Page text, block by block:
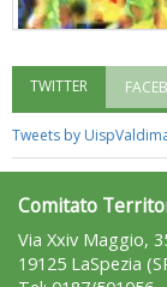
"Superare gli
TWITTER
Tweets by
Comitato
Via Xxiv Maggio,
19125 LaSpezia